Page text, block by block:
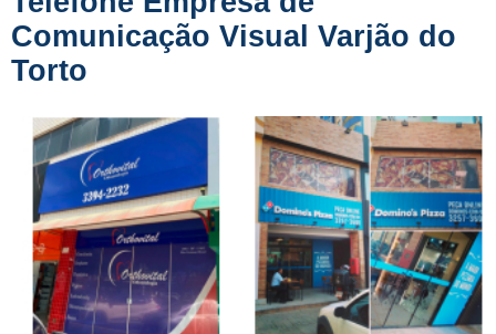
Comunicação Visual Varjão do
Torto